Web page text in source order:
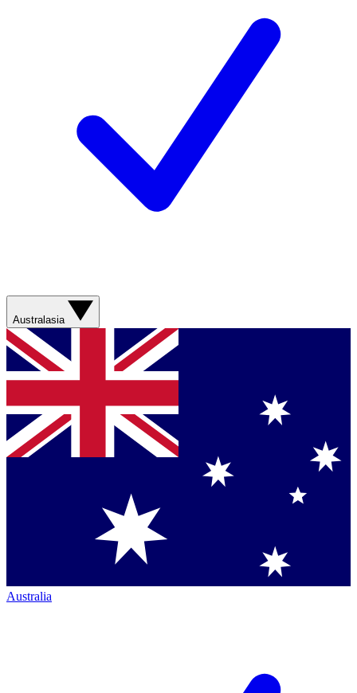
Australasia
Australia